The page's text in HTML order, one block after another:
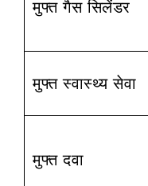
मुफ्त गैस सिलेंडर
मुफ्त स्वास्थ्य सेवा
मुफ्त दवा